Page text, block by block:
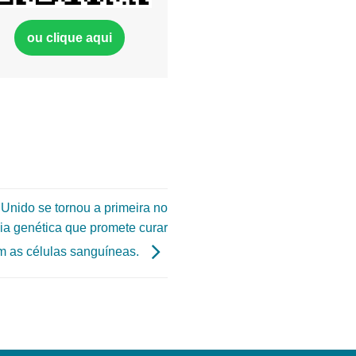
ou clique aqui
se tornou a primeira no
genética que promete curar
as células sanguíneas.